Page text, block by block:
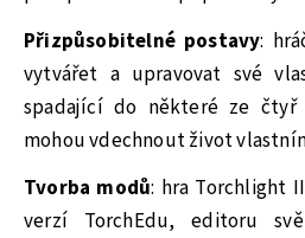
Přizpůsobitelné postavy:
vytvářet a upravovat své
spadající do některé ze
mohou vdechnout život
Tvorba modů: hra Torchlight
verzí TorchEdu, editoru